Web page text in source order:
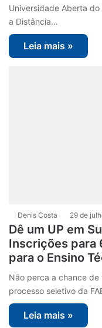
Universidade Aberta
a Distância…
Leia mais »
Denis Costa 29 de
Dê um UP em
Inscrições para
para o Ensino
Não perca a chance
processo seletivo da
Leia mais »